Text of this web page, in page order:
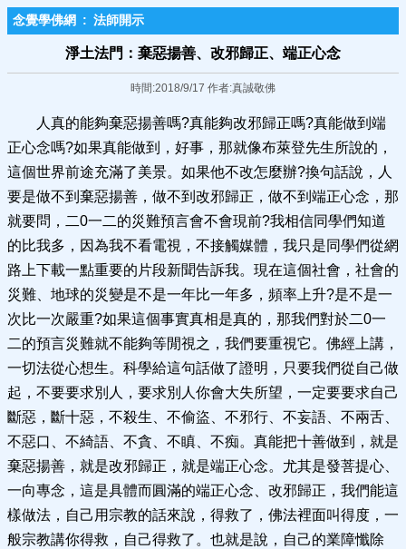
念覺學佛網 : 法師開示
淨土法門：棄惡揚善、改邪歸正、端正心念
時間:2018/9/17 作者:真誠敬佛
人真的能夠棄惡揚善嗎?真能夠改邪歸正嗎?真能做到端
正心念嗎?如果真能做到，好事，那就像布萊登先生所說的，
這個世界前途充滿了美景。如果他不改怎麼辦?換句話說，人
要是做不到棄惡揚善，做不到改邪歸正，做不到端正心念，那
就要問，二0一二的災難預言會不會現前?我相信同學們知道
的比我多，因為我不看電視，不接觸媒體，我只是同學們從網
路上下載一點重要的片段新聞告訴我。現在這個社會，社會的
災難、地球的災變是不是一年比一年多，頻率上升?是不是一
次比一次嚴重?如果這個事實真相是真的，那我們對於二0一
二的預言災難就不能夠等閒視之，我們要重視它。佛經上講，
一切法從心想生。科學給這句話做了證明，只要我們從自己做
起，不要要求別人，要求別人你會大失所望，一定要要求自己
斷惡，斷十惡，不殺生、不偷盜、不邪行、不妄語、不兩舌、
不惡口、不綺語、不貪、不瞋、不痴。真能把十善做到，就是
棄惡揚善，就是改邪歸正，就是端正心念。尤其是發菩提心、
一向專念，這是具體而圓滿的端正心念、改邪歸正，我們能這
樣做法，自己用宗教的話來說，得救了，佛法裡面叫得度，一
般宗教講你得救，自己得救了。也就是說，自己的業障懺除